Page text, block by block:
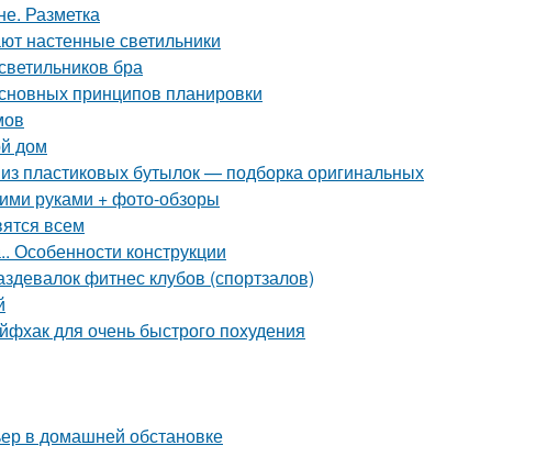
Разметка
настенные светильники
бра
принципов планировки
дом
пластиковых бутылок — подборка оригинальных
руками + фото-обзоры
всем
конструкции
фитнес клубов (спортзалов)
для очень быстрого похудения
в домашней обстановке